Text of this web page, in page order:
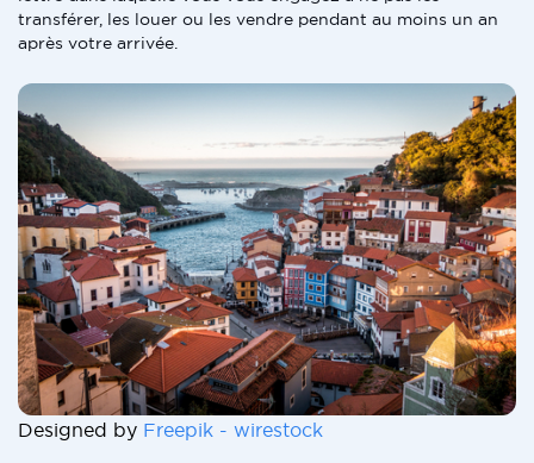
transférer, les louer ou les vendre pendant au moins un an
après votre arrivée.
Designed by Freepik - wirestock